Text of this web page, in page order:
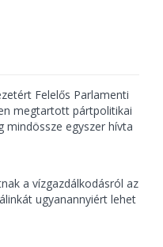
Felelős Parlamenti
megtartott pártpolitikai
mindössze egyszer hívta
a vízgazdálkodásról az
ugyanannyiért lehet